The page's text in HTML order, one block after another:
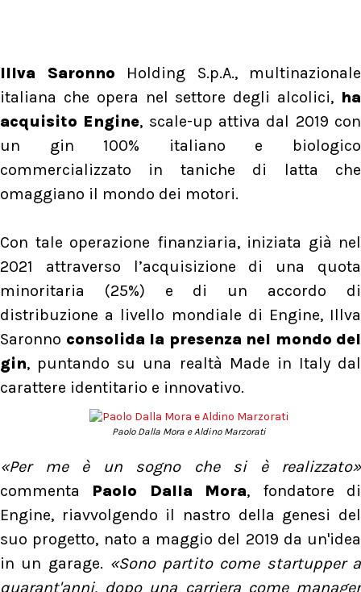
Illva Saronno Holding S.p.A., multinazionale
italiana che opera nel settore degli alcolici, ha
acquisito Engine, scale-up attiva dal 2019 con
un gin 100% italiano e biologico
commercializzato in taniche di latta che
omaggiano il mondo dei motori.
Con tale operazione finanziaria, iniziata già nel
2021 attraverso l’acquisizione di una quota
minoritaria (25%) e di un accordo di
distribuzione a livello mondiale di Engine, Illva
Saronno consolida la presenza nel mondo del
gin, puntando su una realtà Made in Italy dal
carattere identitario e innovativo.
Paolo Dalla Mora e Aldino Marzorati
«Per me è un sogno che si è realizzato»
commenta Paolo Dalla Mora, fondatore di
Engine, riavvolgendo il nastro della genesi del
suo progetto, nato a maggio del 2019 da un'idea
in un garage. «Sono partito come startupper a
quarant'anni, dopo una carriera come manager